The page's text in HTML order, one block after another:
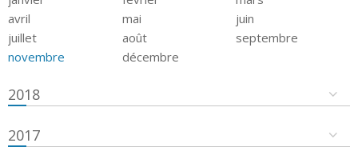
avril
mai
juin
juillet
août
septembre
novembre
décembre
2018
2017